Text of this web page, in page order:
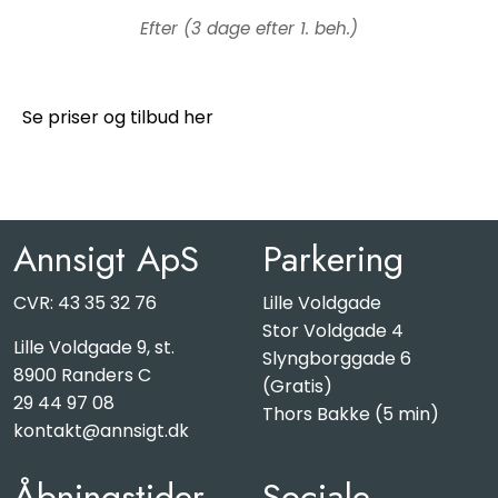
Efter (3 dage efter 1. beh.)
Se priser og tilbud her
Annsigt ApS
CVR: 43 35 32 76
Lille Voldgade 9, st.
8900 Randers C
29 44 97 08
kontakt@annsigt.dk
Parkering
Lille Voldgade
Stor Voldgade 4
Slyngborggade 6
(Gratis)
Thors Bakke (5 min)